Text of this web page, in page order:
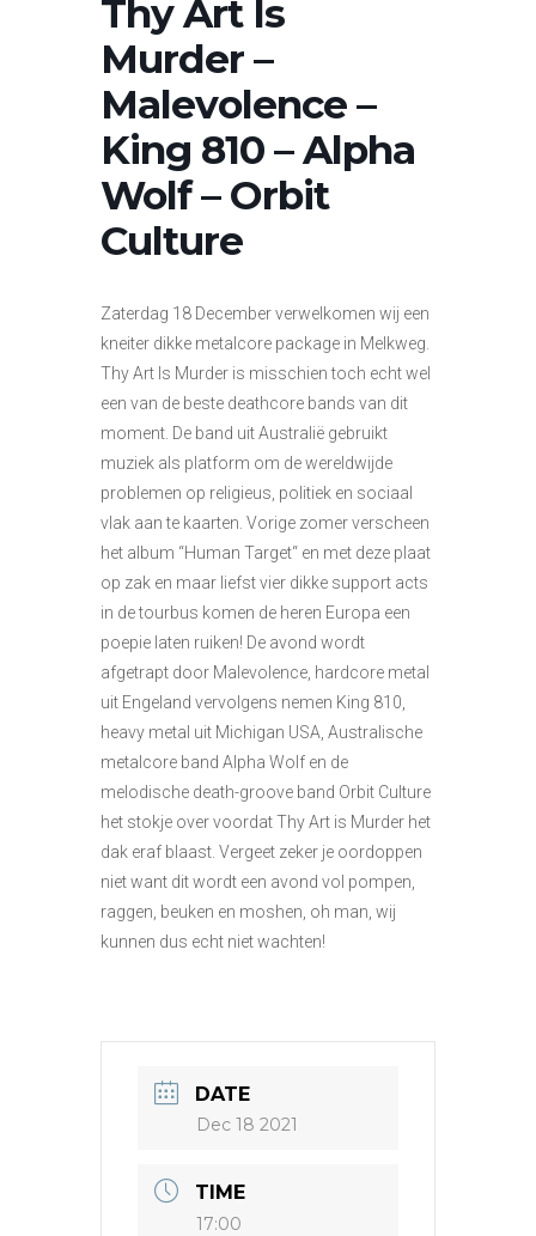
Thy Art Is
Murder –
Malevolence –
King 810 – Alpha
Wolf – Orbit
Culture
Zaterdag 18 December verwelkomen wij een
kneiter dikke metalcore package in Melkweg.
Thy Art Is Murder is misschien toch echt wel
een van de beste deathcore bands van dit
moment. De band uit Australië gebruikt
muziek als platform om de wereldwijde
problemen op religieus, politiek en sociaal
vlak aan te kaarten. Vorige zomer verscheen
het album “Human Target“ en met deze plaat
op zak en maar liefst vier dikke support acts
in de tourbus komen de heren Europa een
poepie laten ruiken! De avond wordt
afgetrapt door Malevolence, hardcore metal
uit Engeland vervolgens nemen King 810,
heavy metal uit Michigan USA, Australische
metalcore band Alpha Wolf en de
melodische death-groove band Orbit Culture
het stokje over voordat Thy Art is Murder het
dak eraf blaast. Vergeet zeker je oordoppen
niet want dit wordt een avond vol pompen,
raggen, beuken en moshen, oh man, wij
kunnen dus echt niet wachten!
DATE
Dec 18 2021
TIME
17:00